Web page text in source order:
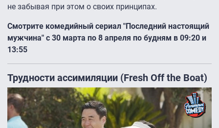
не забывая при этом о своих принципах.
Смотрите комедийный сериал "Последний настоящий
мужчина" с 30 марта по 8 апреля по будням в 09:20 и
13:55
Трудности ассимиляции (Fresh Off the Boat)